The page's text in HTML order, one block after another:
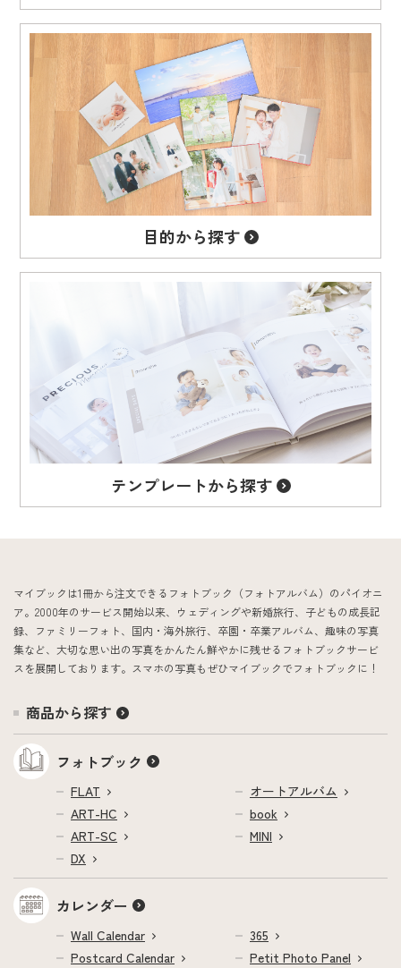
目的から探す
テンプレートから探す
マイブックは1冊から注文できるフォトブック（フォトアルバム）のパイオニ
ア。2000年のサービス開始以来、ウェディングや新婚旅行、子どもの成長記
録、ファミリーフォト、国内・海外旅行、卒園・卒業アルバム、趣味の写真
集など、大切な思い出の写真をかんたん鮮やかに残せるフォトブックサービ
スを展開しております。スマホの写真もぜひマイブックでフォトブックに！
商品から探す
フォトブック
FLAT
ART-HC
ART-SC
DX
オートアルバム
book
MINI
カレンダー
Wall Calendar
Postcard Calendar
365
Petit Photo Panel